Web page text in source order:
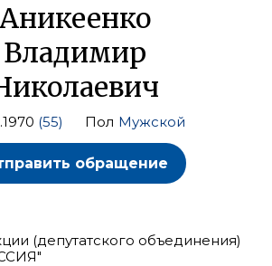
Аникеенко
Владимир
(55) Пол Мужской
обращение
(депутатского объединения)